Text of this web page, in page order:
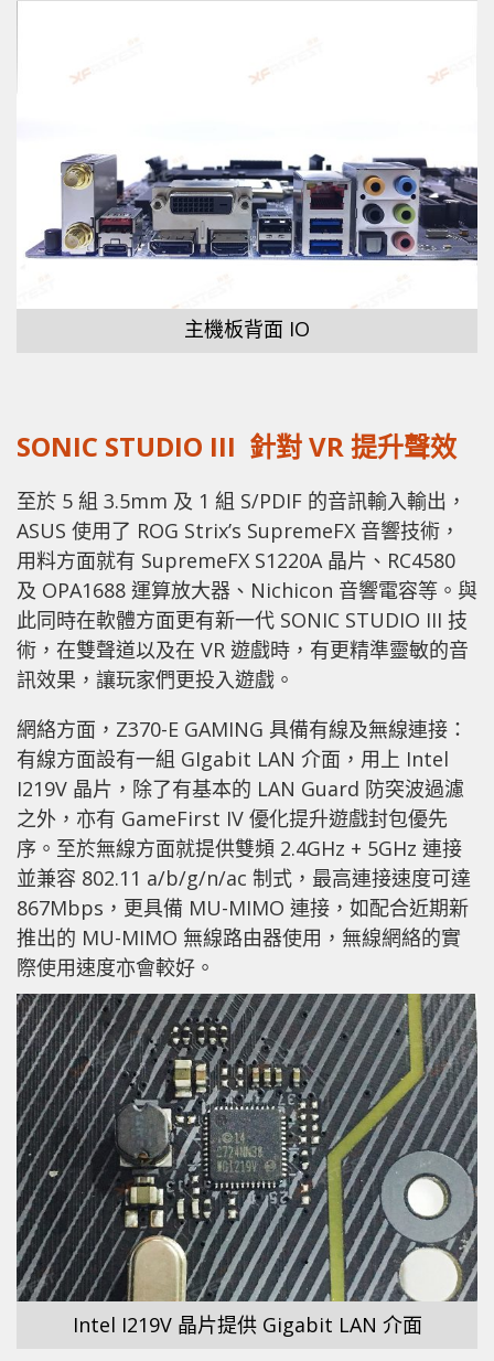
主機板背面 IO
SONIC STUDIO III 針對 VR 提升聲效
至於 5 組 3.5mm 及 1 組 S/PDIF 的音訊輸入輸出，
ASUS 使用了 ROG Strix’s SupremeFX 音響技術，
用料方面就有 SupremeFX S1220A 晶片、RC4580
及 OPA1688 運算放大器、Nichicon 音響電容等。與
此同時在軟體方面更有新一代 SONIC STUDIO III 技
術，在雙聲道以及在 VR 遊戲時，有更精準靈敏的音
訊效果，讓玩家們更投入遊戲。
網絡方面，Z370-E GAMING 具備有線及無線連接：
有線方面設有一組 GIgabit LAN 介面，用上 Intel
I219V 晶片，除了有基本的 LAN Guard 防突波過濾
之外，亦有 GameFirst IV 優化提升遊戲封包優先
序。至於無線方面就提供雙頻 2.4GHz + 5GHz 連接
並兼容 802.11 a/b/g/n/ac 制式，最高連接速度可達
867Mbps，更具備 MU-MIMO 連接，如配合近期新
推出的 MU-MIMO 無線路由器使用，無線網絡的實
際使用速度亦會較好。
Intel I219V 晶片提供 Gigabit LAN 介面